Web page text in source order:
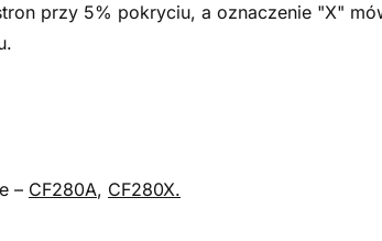
przy 5% pokryciu, a oznaczenie "X"
– CF280A, CF280X.